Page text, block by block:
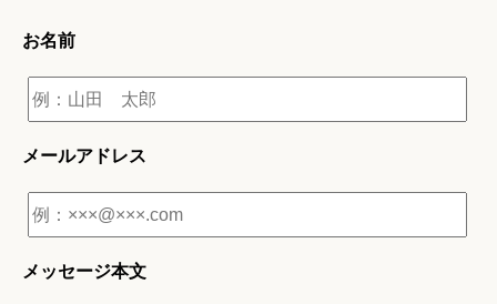
お名前
メールアドレス
メッセージ本文